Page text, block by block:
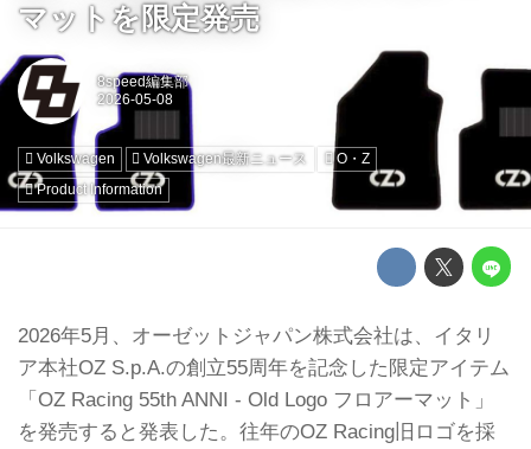
マットを限定発売
8speed編集部
Volkswagen Volkswagen最新ニュース
O・Z
Product Information
2026年5月、オーゼットジャパン株式会社は、イタリ
ア本社OZ S.p.A.の創立55周年を記念した限定アイテム
「OZ Racing 55th ANNI - Old Logo フロアーマット」
を発売すると発表した。往年のOZ Racing旧ロゴを採